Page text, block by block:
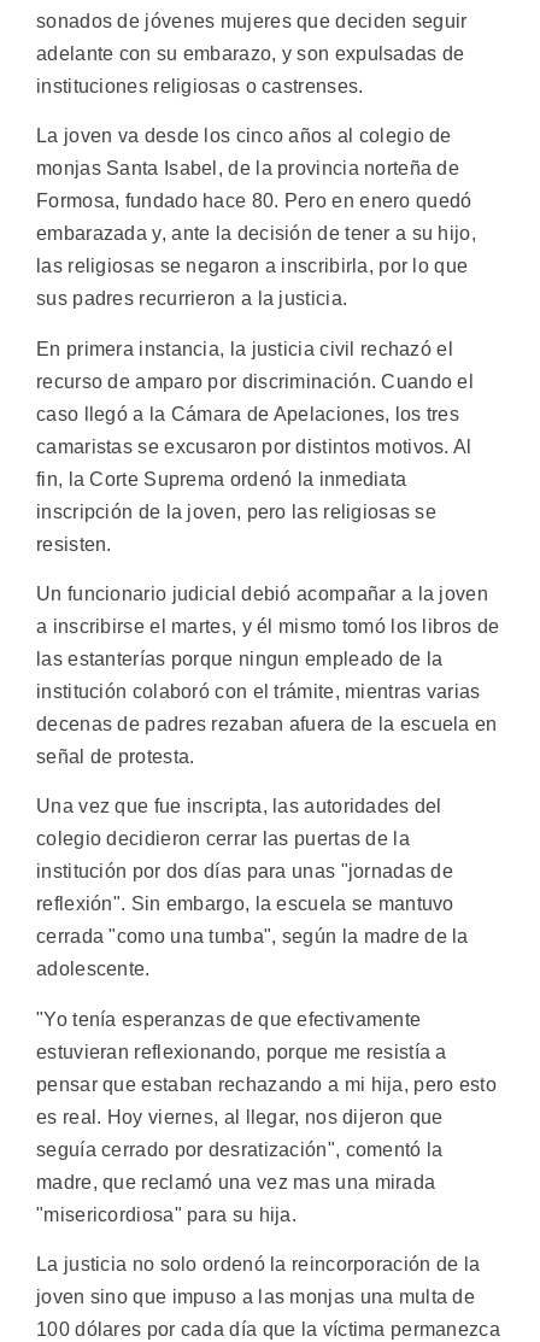
sonados de jóvenes mujeres que deciden seguir
adelante con su embarazo, y son expulsadas de
instituciones religiosas o castrenses.
La joven va desde los cinco años al colegio de
monjas Santa Isabel, de la provincia norteña de
Formosa, fundado hace 80. Pero en enero quedó
embarazada y, ante la decisión de tener a su hijo,
las religiosas se negaron a inscribirla, por lo que
sus padres recurrieron a la justicia.
En primera instancia, la justicia civil rechazó el
recurso de amparo por discriminación. Cuando el
caso llegó a la Cámara de Apelaciones, los tres
camaristas se excusaron por distintos motivos. Al
fin, la Corte Suprema ordenó la inmediata
inscripción de la joven, pero las religiosas se
resisten.
Un funcionario judicial debió acompañar a la joven
a inscribirse el martes, y él mismo tomó los libros de
las estanterías porque ningun empleado de la
institución colaboró con el trámite, mientras varias
decenas de padres rezaban afuera de la escuela en
señal de protesta.
Una vez que fue inscripta, las autoridades del
colegio decidieron cerrar las puertas de la
institución por dos días para unas "jornadas de
reflexión". Sin embargo, la escuela se mantuvo
cerrada "como una tumba", según la madre de la
adolescente.
"Yo tenía esperanzas de que efectivamente
estuvieran reflexionando, porque me resistía a
pensar que estaban rechazando a mi hija, pero esto
es real. Hoy viernes, al llegar, nos dijeron que
seguía cerrado por desratización", comentó la
madre, que reclamó una vez mas una mirada
"misericordiosa" para su hija.
La justicia no solo ordenó la reincorporación de la
joven sino que impuso a las monjas una multa de
100 dólares por cada día que la víctima permanezca